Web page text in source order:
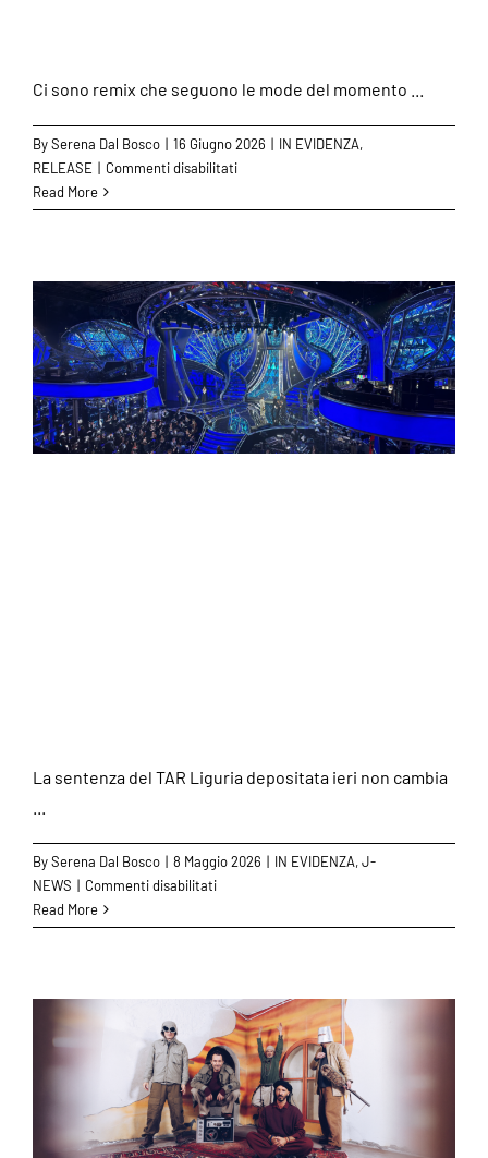
Ci sono remix che seguono le mode del momento ...
BySerena Dal Bosco | 16 Giugno 2026 | IN EVIDENZA,
RELEASE | Commenti disabilitatisu
classico
nuova
visione:
“Psycho
Killer”
rivive
nei
club
Read More
La sentenza del TAR Liguria depositata ieri non cambia
BySerena Dal Bosco | 8 Maggio 2026 | IN EVIDENZA,J-
NEWS | Commenti disabilitatisu
/
RESTA
ALLA
RAI
FINCHÈ
GARA
NON
LI
Read More